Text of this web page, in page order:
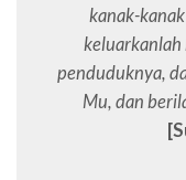
kanak-kanak
keluarkanlah
penduduknya,
Mu, dan